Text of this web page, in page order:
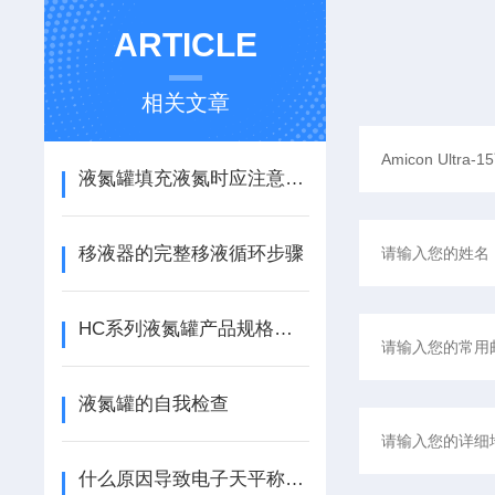
ARTICLE
相关文章
液氮罐填充液氮时应注意些什么
移液器的完整移液循环步骤
HC系列液氮罐产品规格及贮存量介绍
液氮罐的自我检查
什么原因导致电子天平称量不稳定？